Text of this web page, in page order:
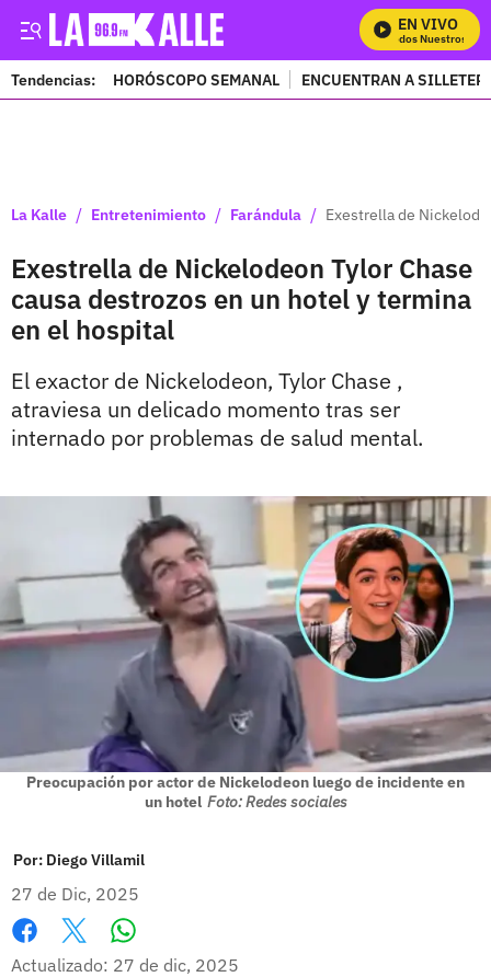
EN VIVO
Mira Todos Nuestros
Tendencias: HORÓSCOPO SEMANAL ENCUENTRAN A
La Kalle / Entretenimiento / Farándula / Exestrella de
Exestrella de Nickelodeon Tylor Chase
causa destrozos en un hotel y termina
en el hospital
El exactor de Nickelodeon, Tylor Chase ,
atraviesa un delicado momento tras ser
internado por problemas de salud mental.
Preocupación por actor de Nickelodeon luego de incidente en
un hotel Foto: Redes sociales
Por: Diego Villamil
27 de Dic, 2025
Facebook
X
Actualizado: 27 de dic, 2025